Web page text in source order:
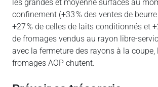
les grandes et moyenne surfaces au
confinement (+33 % des ventes de beurre
+27 % de celles de laits conditionnés et
de fromages vendus au rayon libre-
avec la fermeture des rayons à la coupe,
fromages AOP chutent.